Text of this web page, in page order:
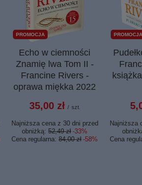
PROMOCJA
Echo w ciemności
Znamię lwa Tom II -
Francine Rivers -
oprawa miękka 2022
35,00 zł / szt.
Najniższa cena z 30 dni przed
obniżką:52,49 zł -33%
Cena regularna:84,00 zł -58%
PROMOCJA
Najniższa
Cena